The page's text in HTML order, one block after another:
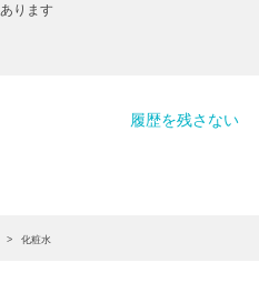
ります
履歴を残さない
> 化粧水